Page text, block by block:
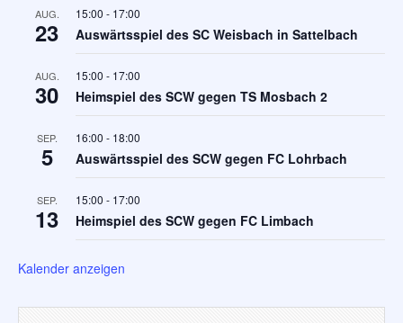
AUG.
23
15:00 - 17:00
Auswärtsspiel des SC Weisbach in Sattelbach
AUG.
30
15:00 - 17:00
Heimspiel des SCW gegen TS Mosbach 2
SEP.
5
16:00 - 18:00
Auswärtsspiel des SCW gegen FC Lohrbach
SEP.
13
15:00 - 17:00
Heimspiel des SCW gegen FC Limbach
Kalender anzeigen